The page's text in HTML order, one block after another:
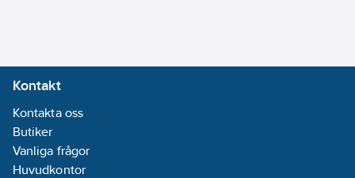
Kontakt
Kontakta oss
Butiker
Vanliga frågor
Huvudkontor